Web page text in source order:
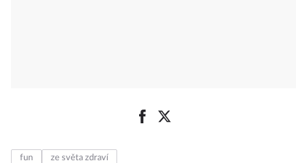
fun ze světa zdraví